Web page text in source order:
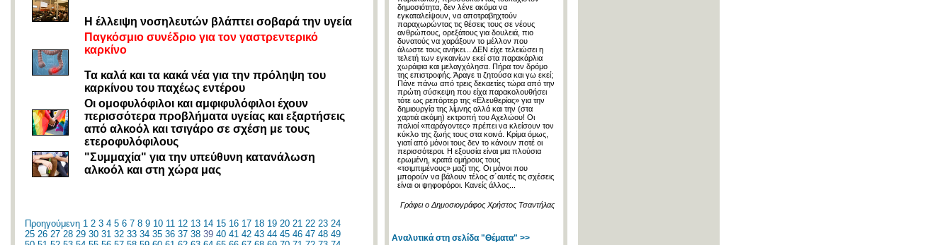
Η έλλειψη νοσηλευτών βλάπτει σοβαρά την υγεία
Παγκόσμιο συνέδριο για τον γαστρεντερικό
καρκίνο
Τα καλά και τα κακά νέα για την πρόληψη του
καρκίνου του παχέως εντέρου
Οι ομοφυλόφιλοι και αμφιφυλόφιλοι έχουν
περισσότερα προβλήματα υγείας και εξαρτήσεις
από αλκοόλ και τσιγάρο σε σχέση με τους
ετεροφυλόφιλους
"Συμμαχία" για την υπεύθυνη κατανάλωση
αλκοόλ και στη χώρα μας
Προηγούμενη 1 2 3 4 5 6 7 8 9 10 11 12 13 14 15 16 17 18 19 20 21 22 23 24
25 26 27 28 29 30 31 32 33 34 35 36 37 38 39 40 41 42 43 44 45 46 47 48 49
δημοσιότητα, δεν λένε ακόμα να
εγκαταλείψουν, να αποτραβηχτούν
παραχωρώντας τις θέσεις τους σε νέους
ανθρώπους, ορεξάτους για δουλειά, πιο
δυνατούς να χαράξουν το μέλλον που
άλωστε τους ανήκει... ΔΕΝ είχε τελειώσει η
τελετή των εγκαινίων εκεί στα παρακάρλια
χωράφια και μελαγχόλησα. Πήρα τον δρόμο
της επιστροφής. Άραγε τι ζητούσα και γω εκεί;
Πάνε πάνω από τρεις δεκαετίες τώρα από την
πρώτη σύσκεψη που είχα παρακολουθήσει
τότε ως ρεπόρτερ της «Ελευθερίας» για την
δημιουργία της λίμνης αλλά και την (στα
χαρτιά ακόμη) εκτροπή του Αχελώου! Οι
παλιοί «παράγοντες» πρέπει να κλείσουν τον
κύκλο της ζωής τους στα κοινά. Κρίμα όμως,
γιατί από μόνοι τους δεν το κάνουν ποτέ οι
περισσότεροι. Η εξουσία είναι μια πλούσια
ερωμένη, κρατά ομήρους τους
«τσιμπιμένους» μαζί της. Οι μόνοι που
μπορούν να βάλουν τέλος σ´αυτές τις σχέσεις
είναι οι ψηφοφόροι. Κανείς άλλος...
Γράφει ο Δημοσιογράφος Χρήστος Τσαντήλας
Αναλυτικά στη σελίδα "Θέματα" >>